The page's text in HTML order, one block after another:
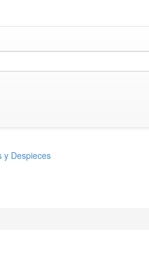
y Despieces